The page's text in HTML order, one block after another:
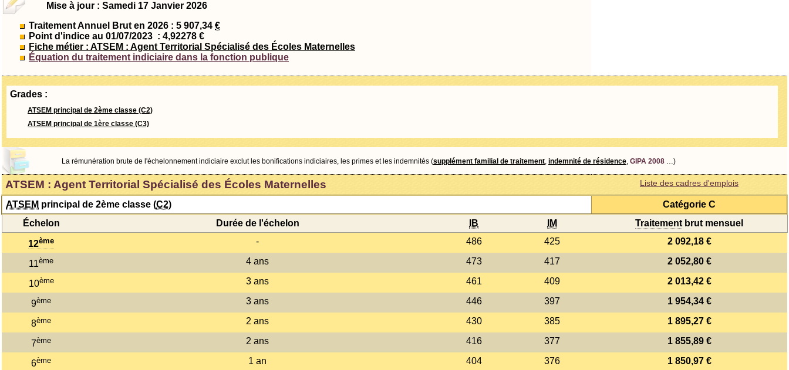
Mise à jour : Samedi 17 Janvier 2026
Traitement Annuel Brut en 2026 : 5 907,34 €
Point d'indice au 01/07/2023 : 4,92278 €
Fiche métier : ATSEM : Agent Territorial Spécialisé des Écoles Maternelles
Équation du traitement indiciaire dans la fonction publique
Grades :
ATSEM principal de 2ème classe (C2)
ATSEM principal de 1ère classe (C3)
La rémunération brute de l'échelonnement indiciaire exclut les bonifications indiciaires, les primes et les indemnités (supplément familial de traitement indemnité de résidence GIPA 2008 …)
ATSEM : Agent Territorial Spécialisé des Écoles Maternelles Liste des cadres d'emplois
ATSEM principal de 2ème classe (C2)
Catégorie C
Échelon
Durée de l'échelon IB IM Traitement brut mensuel
12ème - 486 425 2 092,18 €
11ème 4 ans 473 417 2 052,80 €
10ème 3 ans 461 409 2 013,42 €
9ème 3 ans 446 397 1 954,34 €
8ème 2 ans 430 385 1 895,27 €
7ème 2 ans 416 377 1 855,89 €
6ème 1 an 404 376 1 850,97 €